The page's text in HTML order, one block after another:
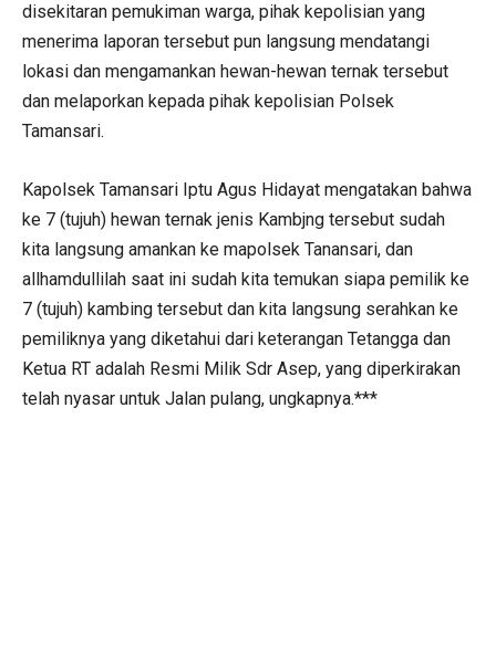
disekitaran pemukiman warga, pihak kepolisian yang
menerima laporan tersebut pun langsung mendatangi
lokasi dan mengamankan hewan-hewan ternak tersebut
dan melaporkan kepada pihak kepolisian Polsek
Tamansari.
Kapolsek Tamansari Iptu Agus Hidayat mengatakan bahwa
ke 7 (tujuh) hewan ternak jenis Kambjng tersebut sudah
kita langsung amankan ke mapolsek Tanansari, dan
allhamdullilah saat ini sudah kita temukan siapa pemilik ke
7 (tujuh) kambing tersebut dan kita langsung serahkan ke
pemiliknya yang diketahui dari keterangan Tetangga dan
Ketua RT adalah Resmi Milik Sdr Asep, yang diperkirakan
telah nyasar untuk Jalan pulang, ungkapnya.***